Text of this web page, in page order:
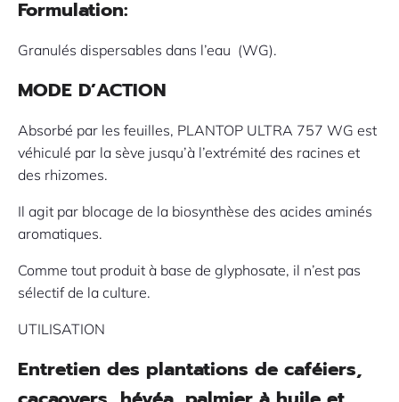
Formulation:
Granulés dispersables dans l’eau (WG).
MODE D’ACTION
Absorbé par les feuilles, PLANTOP ULTRA 757 WG est
véhiculé par la sève jusqu’à l’extrémité des racines et
des rhizomes.
Il agit par blocage de la biosynthèse des acides aminés
aromatiques.
Comme tout produit à base de glyphosate, il n’est pas
sélectif de la culture.
UTILISATION
Entretien des plantations de caféiers,